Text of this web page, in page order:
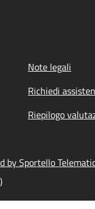
Note legali
Richiedi
Riepilogo
by Sportello